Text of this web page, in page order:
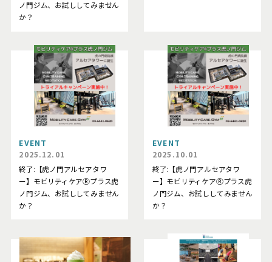
ノ門ジム、お試ししてみません
か？
EVENT
2025.12.01
終了:【虎ノ門アルセアタワ
ー】モビリティケアⓇプラス虎
ノ門ジム、お試ししてみません
か？
EVENT
2025.10.01
終了:【虎ノ門アルセアタワ
ー】モビリティケアⓇプラス虎
ノ門ジム、お試ししてみません
か？